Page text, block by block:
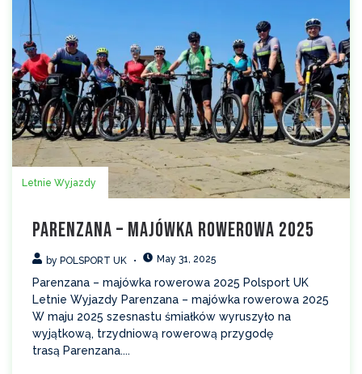
Letnie Wyjazdy
Parenzana – majówka rowerowa 2025
by POLSPORT UK May 31, 2025
Parenzana – majówka rowerowa 2025 Polsport UK
Letnie Wyjazdy Parenzana – majówka rowerowa 2025
W maju 2025 szesnastu śmiałków wyruszyło na
wyjątkową, trzydniową rowerową przygodę
trasą Parenzana....